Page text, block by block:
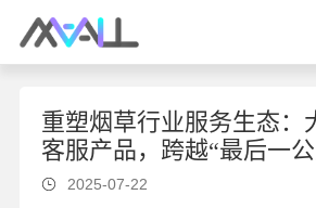
重塑烟草行业服务生态：
客服产品，跨越“最后一
2025-07-22